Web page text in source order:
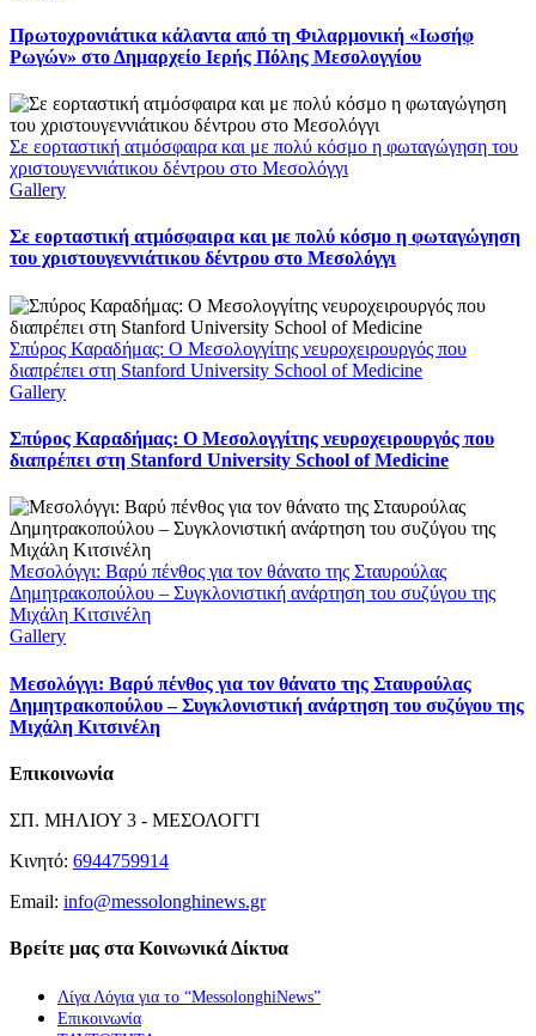
Πρωτοχρονιάτικα κάλαντα από τη Φιλαρμονική «Ιωσήφ
Ρωγών» στο Δημαρχείο Ιερής Πόλης Μεσολογγίου
Σε εορταστική ατμόσφαιρα και με πολύ κόσμο η φωταγώγηση του
χριστουγεννιάτικου δέντρου στο Μεσολόγγι
Gallery
Σε εορταστική ατμόσφαιρα και με πολύ κόσμο η φωταγώγηση
του χριστουγεννιάτικου δέντρου στο Μεσολόγγι
Σπύρος Καραδήμας: Ο Μεσολογγίτης νευροχειρουργός που
διαπρέπει στη Stanford University School of Medicine
Gallery
Σπύρος Καραδήμας: Ο Μεσολογγίτης νευροχειρουργός που
διαπρέπει στη Stanford University School of Medicine
Μεσολόγγι: Βαρύ πένθος για τον θάνατο της Σταυρούλας
Δημητρακοπούλου – Συγκλονιστική ανάρτηση του συζύγου της
Μιχάλη Κιτσινέλη
Gallery
Μεσολόγγι: Βαρύ πένθος για τον θάνατο της Σταυρούλας
Δημητρακοπούλου – Συγκλονιστική ανάρτηση του συζύγου της
Μιχάλη Κιτσινέλη
Επικοινωνία
ΣΠ. ΜΗΛΙΟΥ 3 - ΜΕΣΟΛΟΓΓΙ
Κινητό: 6944759914
Email: info@messolonghinews.gr
Βρείτε μας στα Κοινωνικά Δίκτυα
Λίγα Λόγια για το “MessolonghiNews”
Επικοινωνία